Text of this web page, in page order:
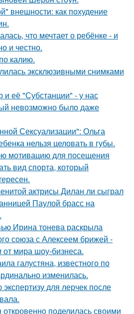
внешности: как похудение
что мечтает о ребёнке - и
и честно.
калию.
эксклюзивными снимками
её "Субстанции" - у нас
невозможно было даже
Сексуализации": Ольга
нельзя целовать в губы.
мотивацию для посещения
вид спорта, который
актрисы Дилан ли сыграл
Паулой брасс на
Ирина тонева раскрыла
союза с Алексеем брижей -
мира шоу-бизнеса.
галустяна, известного по
изменилась.
для лерчек после
поделилась своими